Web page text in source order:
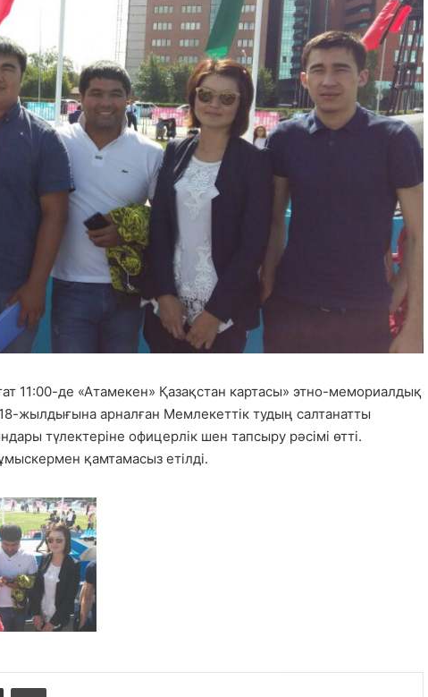
11:00-де «Атамекен» Қазақстан картасы» этно-мемориалдық
жылдығына арналған Мемлекеттік тудың салтанатты
түлектеріне офицерлік шен тапсыру рәсімі өтті.
қамтамасыз етілді.